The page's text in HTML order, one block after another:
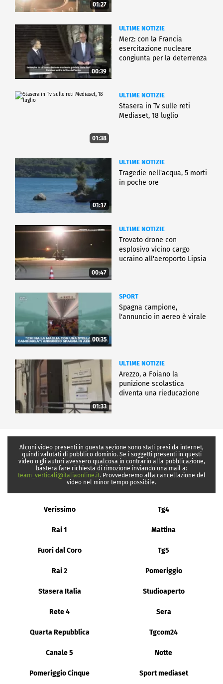
01:27
00:39
ULTIME NOTIZIE
Merz: con la Francia
esercitazione nucleare
congiunta per la deterrenza
01:38
ULTIME NOTIZIE
Stasera in Tv sulle reti
Mediaset, 18 luglio
01:17
ULTIME NOTIZIE
Tragedie nell'acqua, 5 morti
in poche ore
00:47
ULTIME NOTIZIE
Trovato drone con
esplosivo vicino cargo
ucraino all'aeroporto Lipsia
00:35
SPORT
Spagna campione,
l'annuncio in aereo è virale
01:33
ULTIME NOTIZIE
Arezzo, a Foiano la
punizione scolastica
diventa una rieducazione
Alcuni video presenti in questa sezione sono stati presi da internet,
quindi valutati di pubblico dominio. Se i soggetti presenti in questi
video o gli autori avessero qualcosa in contrario alla pubblicazione,
basterà fare richiesta di rimozione inviando una mail a:
team_verticali@italiaonline.it. Provvederemo alla cancellazione del
video nel minor tempo possibile.
Verissimo Tg4
Rai 1 Mattina
Fuori dal Coro Tg5
Rai 2 Pomeriggio
Stasera Italia Studioaperto
Rete 4 Sera
Quarta Repubblica Tgcom24
Canale 5 Notte
Pomeriggio Cinque Sport mediaset